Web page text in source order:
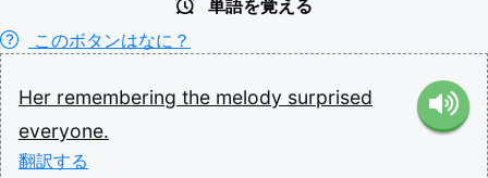
単語を覚える
このボタンはなに？
Her remembering the melody surprised
everyone.
翻訳する